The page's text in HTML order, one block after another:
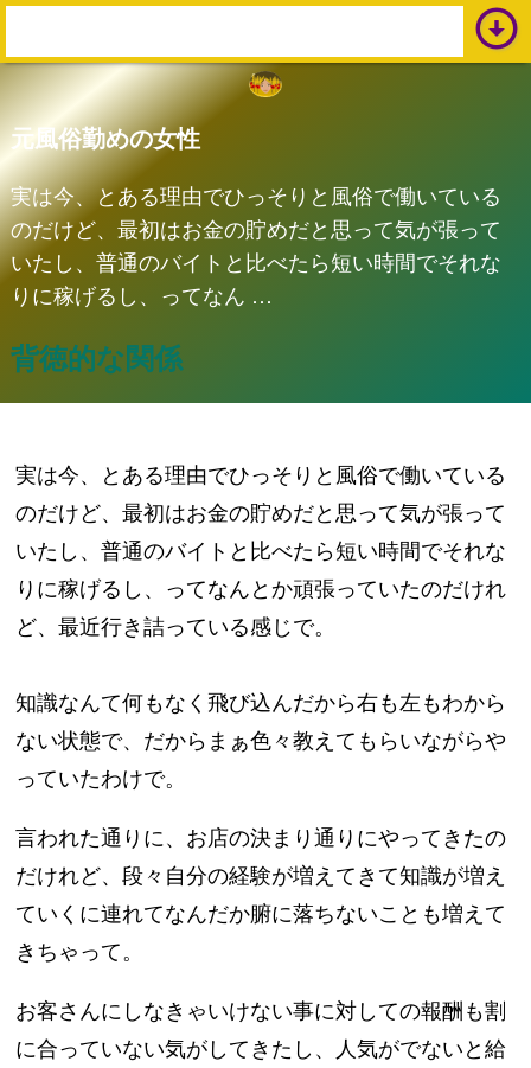
元風俗勤めの女性
実は今、とある理由でひっそりと風俗で働いている
のだけど、最初はお金の貯めだと思って気が張って
いたし、普通のバイトと比べたら短い時間でそれな
りに稼げるし、ってなん …
背徳的な関係
実は今、とある理由でひっそりと風俗で働いている
のだけど、最初はお金の貯めだと思って気が張って
いたし、普通のバイトと比べたら短い時間でそれな
りに稼げるし、ってなんとか頑張っていたのだけれ
ど、最近行き詰っている感じで。
知識なんて何もなく飛び込んだから右も左もわから
ない状態で、だからまぁ色々教えてもらいながらや
っていたわけで。
言われた通りに、お店の決まり通りにやってきたの
だけれど、段々自分の経験が増えてきて知識が増え
ていくに連れてなんだか腑に落ちないことも増えて
きちゃって。
お客さんにしなきゃいけない事に対しての報酬も割
に合っていない気がしてきたし、人気がでないと給
e
r
c
h
:
arrow_circle_down